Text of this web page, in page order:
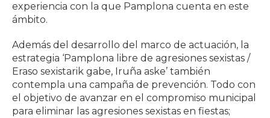
experiencia con la que Pamplona cuenta en este
ámbito.
Además del desarrollo del marco de actuación, la
estrategia ‘Pamplona libre de agresiones sexistas /
Eraso sexistarik gabe, Iruña aske’ también
contempla una campaña de prevención. Todo con
el objetivo de avanzar en el compromiso municipal
para eliminar las agresiones sexistas en fiestas;